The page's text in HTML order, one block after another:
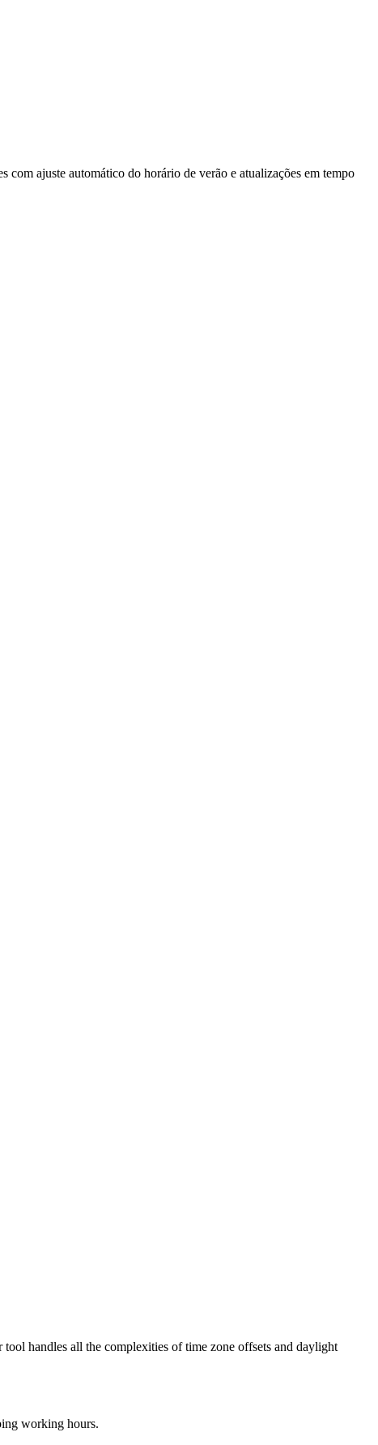
com ajuste automático do horário de verão e atualizações em tempo
handles all the complexities of time zone offsets and daylight
working hours.